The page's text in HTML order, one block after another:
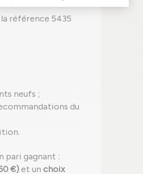
référence 5435
neufs ;
du
pari gagnant :
€)et un choix